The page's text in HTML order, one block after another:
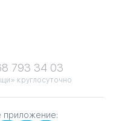
793 34 03
круглосуточно
приложение: